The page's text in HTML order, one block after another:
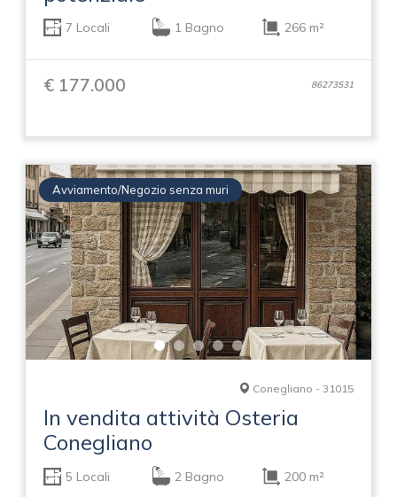
7 Locali 1 Bagno 266 m²
€ 177.000 86273531
Avviamento/Negozio senza muri
Conegliano - 31015
In vendita attività Osteria
Conegliano
5 Locali 2 Bagno 200 m²